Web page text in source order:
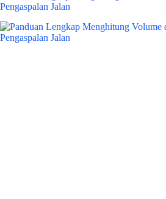
Pengaspalan Jalan